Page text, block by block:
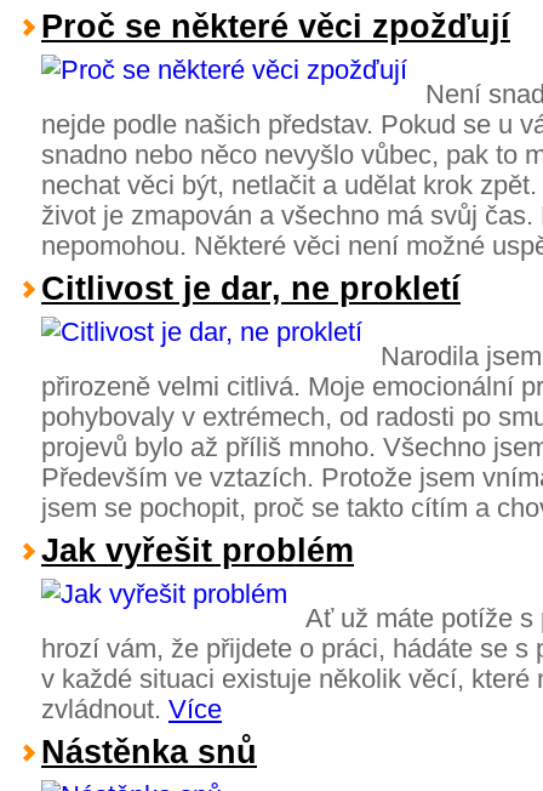
Proč se některé věci zpožďují
Není
nejde podle našich představ. Pokud se u
snadno nebo něco nevyšlo vůbec, pak to
nechat věci být, netlačit a udělat krok
život je zmapován a všechno má svůj
nepomohou. Některé věci není možné
Citlivost je dar, ne prokletí
Narodila
přirozeně velmi citlivá. Moje emocionální
pohybovaly v extrémech, od radosti po
projevů bylo až příliš mnoho. Všechno
Především ve vztazích. Protože jsem
jsem se pochopit, proč se takto cítím a
Jak vyřešit problém
Ať už máte potíže s
hrozí vám, že přijdete o práci, hádáte se
v každé situaci existuje několik věcí, které
zvládnout. Více
Nástěnka snů